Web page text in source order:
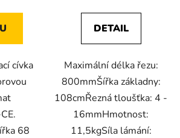
cívka
68
DETAIL
Maximální délka řezu:
800mmŠířka základny:
108cmŘezná tloušťka: 4 -
16mmHmotnost:
11,5kgSíla lámání: